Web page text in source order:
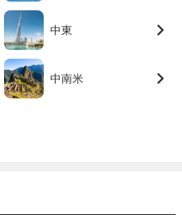
中東
中南米